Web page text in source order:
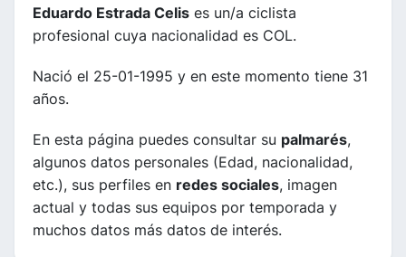
Eduardo Estrada Celis es un/a ciclista
profesional cuya nacionalidad es COL.
Nació el 25-01-1995 y en este momento tiene 31
años.
En esta página puedes consultar su palmarés,
algunos datos personales (Edad, nacionalidad,
etc.), sus perfiles en redes sociales, imagen
actual y todas sus equipos por temporada y
muchos datos más datos de interés.